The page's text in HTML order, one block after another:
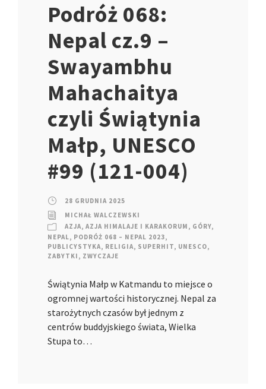
Podróż 068:
Nepal cz.9 –
Swayambhu
Mahachaitya
czyli Świątynia
Małp, UNESCO
#99 (121-004)
28 GRUDNIA 2025
MICHAŁ WALCZEWSKI
AZJA, AZJA HIMALAJE I KARAKORUM , GÓRY,
NEPAL , PODRÓŻ 068 – NEPAL 2023,
PUBLICYSTYKA, RELIGIA, SUPERHIT, UNESCO,
ZABYTKI , ZWYCZAJE
Świątynia Małp w Katmandu to miejsce o
ogromnej wartości historycznej. Nepal za
starożytnych czasów był jednym z
centrów buddyjskiego świata, Wielka
Stupa to…